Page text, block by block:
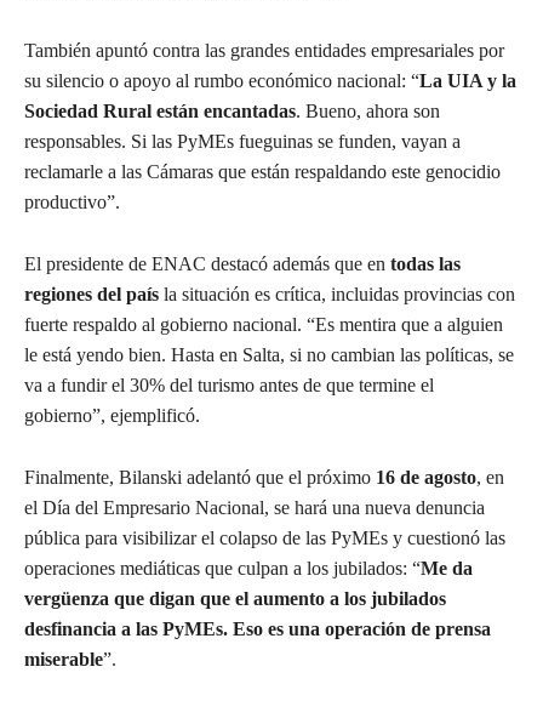
También apuntó contra las grandes entidades empresariales por
su silencio o apoyo al rumbo económico nacional: “La UIA y la
Sociedad Rural están encantadas. Bueno, ahora son
responsables. Si las PyMEs fueguinas se funden, vayan a
reclamarle a las Cámaras que están respaldando este genocidio
productivo”.
El presidente de ENAC destacó además que en todas las
regiones del país la situación es crítica, incluidas provincias con
fuerte respaldo al gobierno nacional. “Es mentira que a alguien
le está yendo bien. Hasta en Salta, si no cambian las políticas, se
va a fundir el 30% del turismo antes de que termine el
gobierno”, ejemplificó.
Finalmente, Bilanski adelantó que el próximo 16 de agosto, en
el Día del Empresario Nacional, se hará una nueva denuncia
pública para visibilizar el colapso de las PyMEs y cuestionó las
operaciones mediáticas que culpan a los jubilados: “Me da
vergüenza que digan que el aumento a los jubilados
desfinancia a las PyMEs. Eso es una operación de prensa
miserable”.